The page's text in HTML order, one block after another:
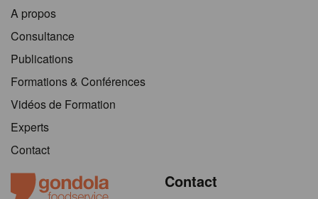
A propos
Consultance
Publications
Formations & Conférences
Vidéos de Formation
Experts
Contact
Contact